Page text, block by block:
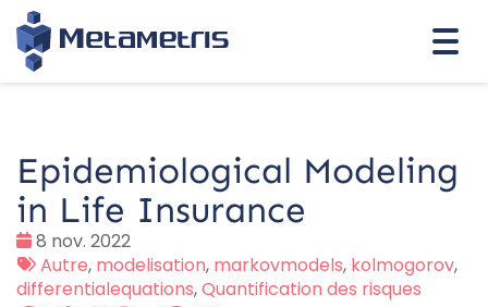
Epidemiological Modeling
in Life Insurance
Date
:
8 nov. 2022
Tags
:
Autre, modelisation, markovmodels, kolmogorov,
differentialequations,Quantification des risques